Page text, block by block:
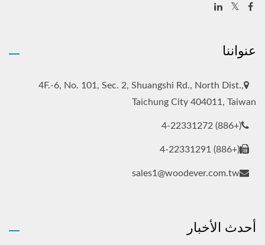
عنواننا
4F.-6, No. 101, Sec. 2, Shuangshi Rd., North Dist.,
Taichung City 404011, Taiwan
(+886) 4-22331272
(+886) 4-22331291
sales1@woodever.com.tw
أحدث الأخبار